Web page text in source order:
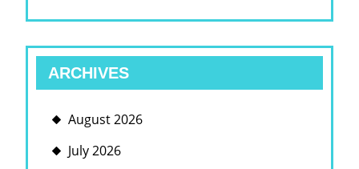
ARCHIVES
August 2026
July 2026